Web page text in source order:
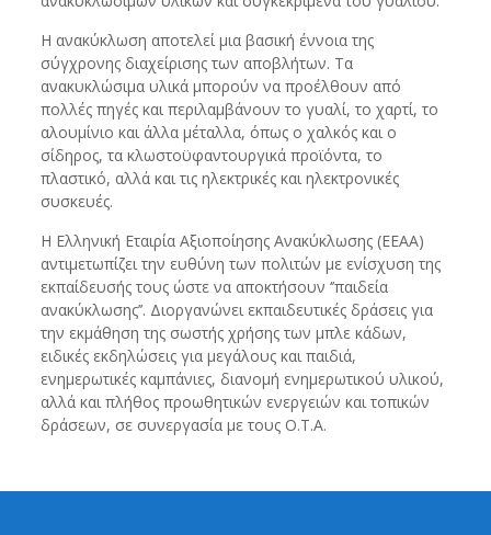
Η ανακύκλωση αποτελεί μια βασική έννοια της
σύγχρονης διαχείρισης των αποβλήτων. Τα
ανακυκλώσιμα υλικά μπορούν να προέλθουν από
πολλές πηγές και περιλαμβάνουν το γυαλί, το χαρτί, το
αλουμίνιο και άλλα μέταλλα, όπως ο χαλκός και ο
σίδηρος, τα κλωστοϋφαντουργικά προϊόντα, το
πλαστικό, αλλά και τις ηλεκτρικές και ηλεκτρονικές
συσκευές.
Η Ελληνική Εταιρία Αξιοποίησης Ανακύκλωσης (ΕΕΑΑ)
αντιμετωπίζει την ευθύνη των πολιτών με ενίσχυση της
εκπαίδευσής τους ώστε να αποκτήσουν ‘’παιδεία
ανακύκλωσης’’. Διοργανώνει εκπαιδευτικές δράσεις για
την εκμάθηση της σωστής χρήσης των μπλε κάδων,
ειδικές εκδηλώσεις για μεγάλους και παιδιά,
ενημερωτικές καμπάνιες, διανομή ενημερωτικού υλικού,
αλλά και πλήθος προωθητικών ενεργειών και τοπικών
δράσεων, σε συνεργασία με τους Ο.Τ.Α.